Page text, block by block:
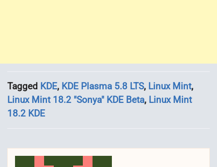
Tagged KDE, KDE Plasma 5.8 LTS, Linux Mint,
Linux Mint 18.2 "Sonya" KDE Beta, Linux Mint
18.2 KDE